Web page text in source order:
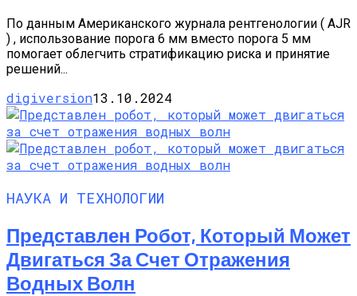
По данным Американского журнала рентгенологии ( AJR
) , использование порога 6 мм вместо порога 5 мм
помогает облегчить стратификацию риска и принятие
решений...
digiversion13.10.2024
НАУКА И ТЕХНОЛОГИИ
Представлен Робот, Который Может
Двигаться За Счет Отражения
Водных Волн